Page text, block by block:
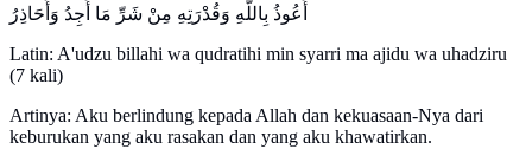
أَعُوذُ بِاللَّهِ وَقُدْرَتِهِ مِنْ شَرِّ مَا أَجِدُ وَأُحَاذِرُ
Latin: A'udzu billahi wa qudratihi min syarri ma ajidu wa uhadziru
(7 kali)
Artinya: Aku berlindung kepada Allah dan kekuasaan-Nya dari
keburukan yang aku rasakan dan yang aku khawatirkan.